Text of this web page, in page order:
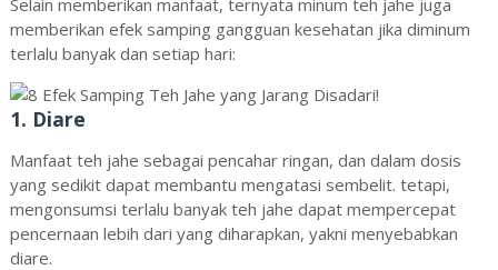
Selain memberikan manfaat, ternyata minum teh jahe juga
memberikan efek samping gangguan kesehatan jika diminum
terlalu banyak dan setiap hari:
1. Diare
Manfaat teh jahe sebagai pencahar ringan, dan dalam dosis
yang sedikit dapat membantu mengatasi sembelit. tetapi,
mengonsumsi terlalu banyak teh jahe dapat mempercepat
pencernaan lebih dari yang diharapkan, yakni menyebabkan
diare.